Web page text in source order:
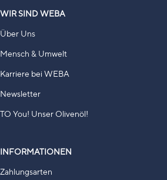
WIR SIND WEBA
Über Uns
Mensch & Umwelt
Karriere bei WEBA
Newsletter
TO You! Unser Olivenöl!
INFORMATIONEN
Zahlungsarten